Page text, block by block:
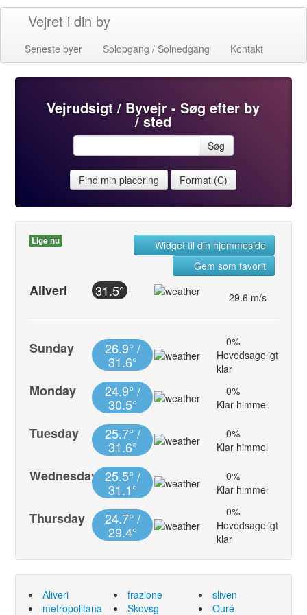
Vejret i din by
Seneste byer Solopgang / Solnedgang Kontakt
Vejrudsigt / Byvejr - Søg efter by
/ sted
Søg
Find min placering Format (C)
Lige nu
Widget til din hjemmeside
Gem som favorit
Aliveri 31.5° 29.6 m/s
Sunday 26.9° /
31.6°
0%
Hovedsageligt
klar
Monday 24.9° /
30.5°
0%
Klar himmel
Tuesday 25.7° /
31.6°
0%
Klar himmel
Wednesday 25.5° /
31.1°
0%
Klar himmel
Thursday 24.7° /
29.4°
0%
Hovedsageligt
klar
Aliveri
metropolitana
frazione
Skovsg
sliven
Ouré